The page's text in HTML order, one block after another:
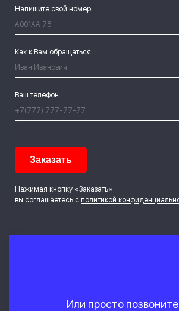
Напишите свой номер
Как к Вам обращаться
Ваш телефон
Нажимая кнопку «Заказать»
вы соглашаетесь с политикой
Или просто